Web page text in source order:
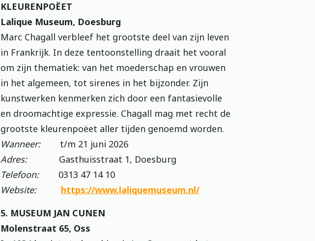
KLEURENPOËET
Lalique Museum, Doesburg
Marc Chagall verbleef het grootste deel van zijn leven
in Frankrijk. In deze tentoonstelling draait het vooral
om zijn thematiek: van het moederschap en vrouwen
in het algemeen, tot sirenes in het bijzonder. Zijn
kunstwerken kenmerken zich door een fantasievolle
en droomachtige expressie. Chagall mag met recht de
grootste kleurenpoëet aller tijden genoemd worden.
Wanneer:t/m 21 juni 2026
Adres:
Gasthuisstraat 1, Doesburg
Telefoon:0313 47 14 10
Website:
https://www.laliquemuseum.nl/
5. MUSEUM JAN CUNEN
Molenstraat 65, Oss